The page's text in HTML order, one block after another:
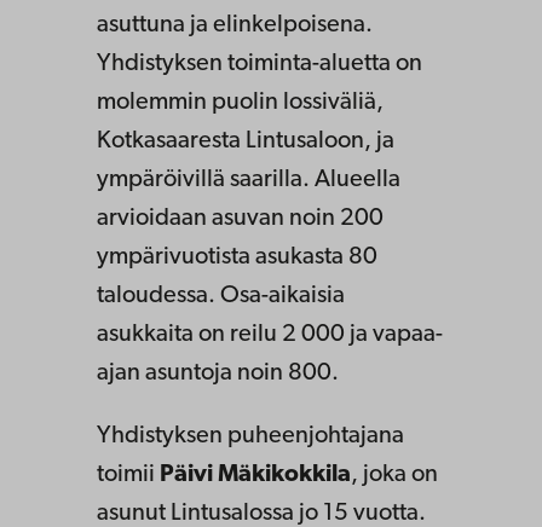
asuttuna ja elinkelpoisena.
Yhdistyksen toiminta-aluetta on
molemmin puolin lossiväliä,
Kotkasaaresta Lintusaloon, ja
ympäröivillä saarilla. Alueella
arvioidaan asuvan noin 200
ympärivuotista asukasta 80
taloudessa. Osa-aikaisia
asukkaita on reilu 2 000 ja vapaa-
ajan asuntoja noin 800.
Yhdistyksen puheenjohtajana
toimii Päivi Mäkikokkila, joka on
asunut Lintusalossa jo 15 vuotta.